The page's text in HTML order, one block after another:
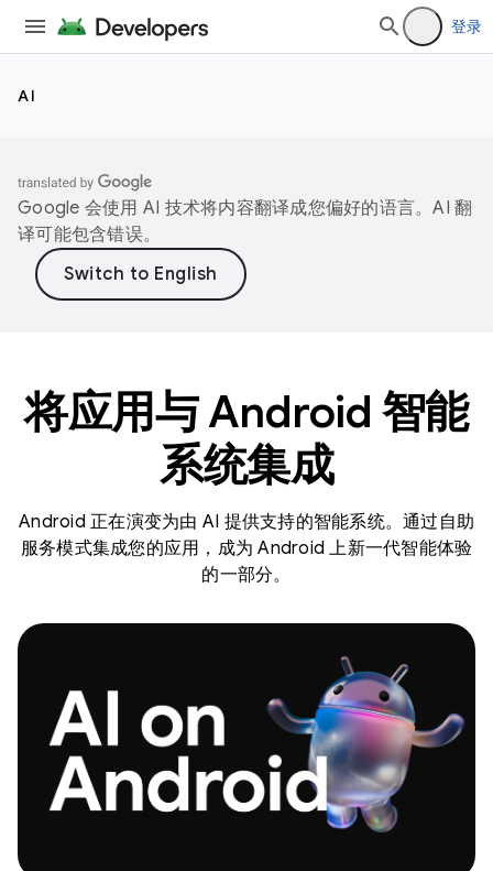
登录
AI
Google 会使用 AI 技术将内容翻译成您偏好的语言。AI 翻
译可能包含错误。
将应用与 Android 智能
系统集成
Android 正在演变为由 AI 提供支持的智能系统。通过自助
服务模式集成您的应用，成为 Android 上新一代智能体验
的一部分。